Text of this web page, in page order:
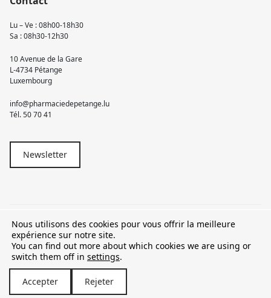
Lu – Ve : 08h00-18h30
Sa : 08h30-12h30
10 Avenue de la Gare
L-4734 Pétange
Luxembourg
info@pharmaciedepetange.lu
Tél.50 70 41
Newsletter
© 2026 Pharmacie Pétange
TVA LU15581262
Nous utilisons des cookies pour vous offrir la meilleure
expérience sur notre site.
You can find out more about which cookies we are using or
switch them off in settings.
Accepter Rejeter